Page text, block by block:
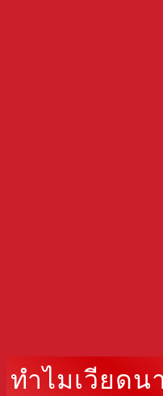
ทำไมเวียดน